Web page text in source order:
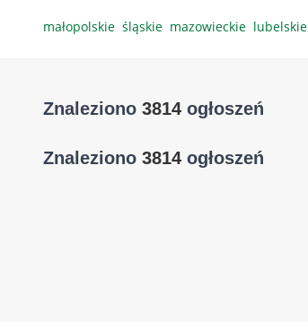
małopolskie śląskie mazowieckie lubelskie
Znaleziono 3814 ogłoszeń
Znaleziono 3814 ogłoszeń